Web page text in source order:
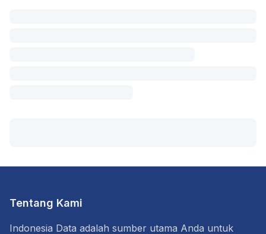
Tentang Kami
Indonesia Data adalah sumber utama Anda untuk